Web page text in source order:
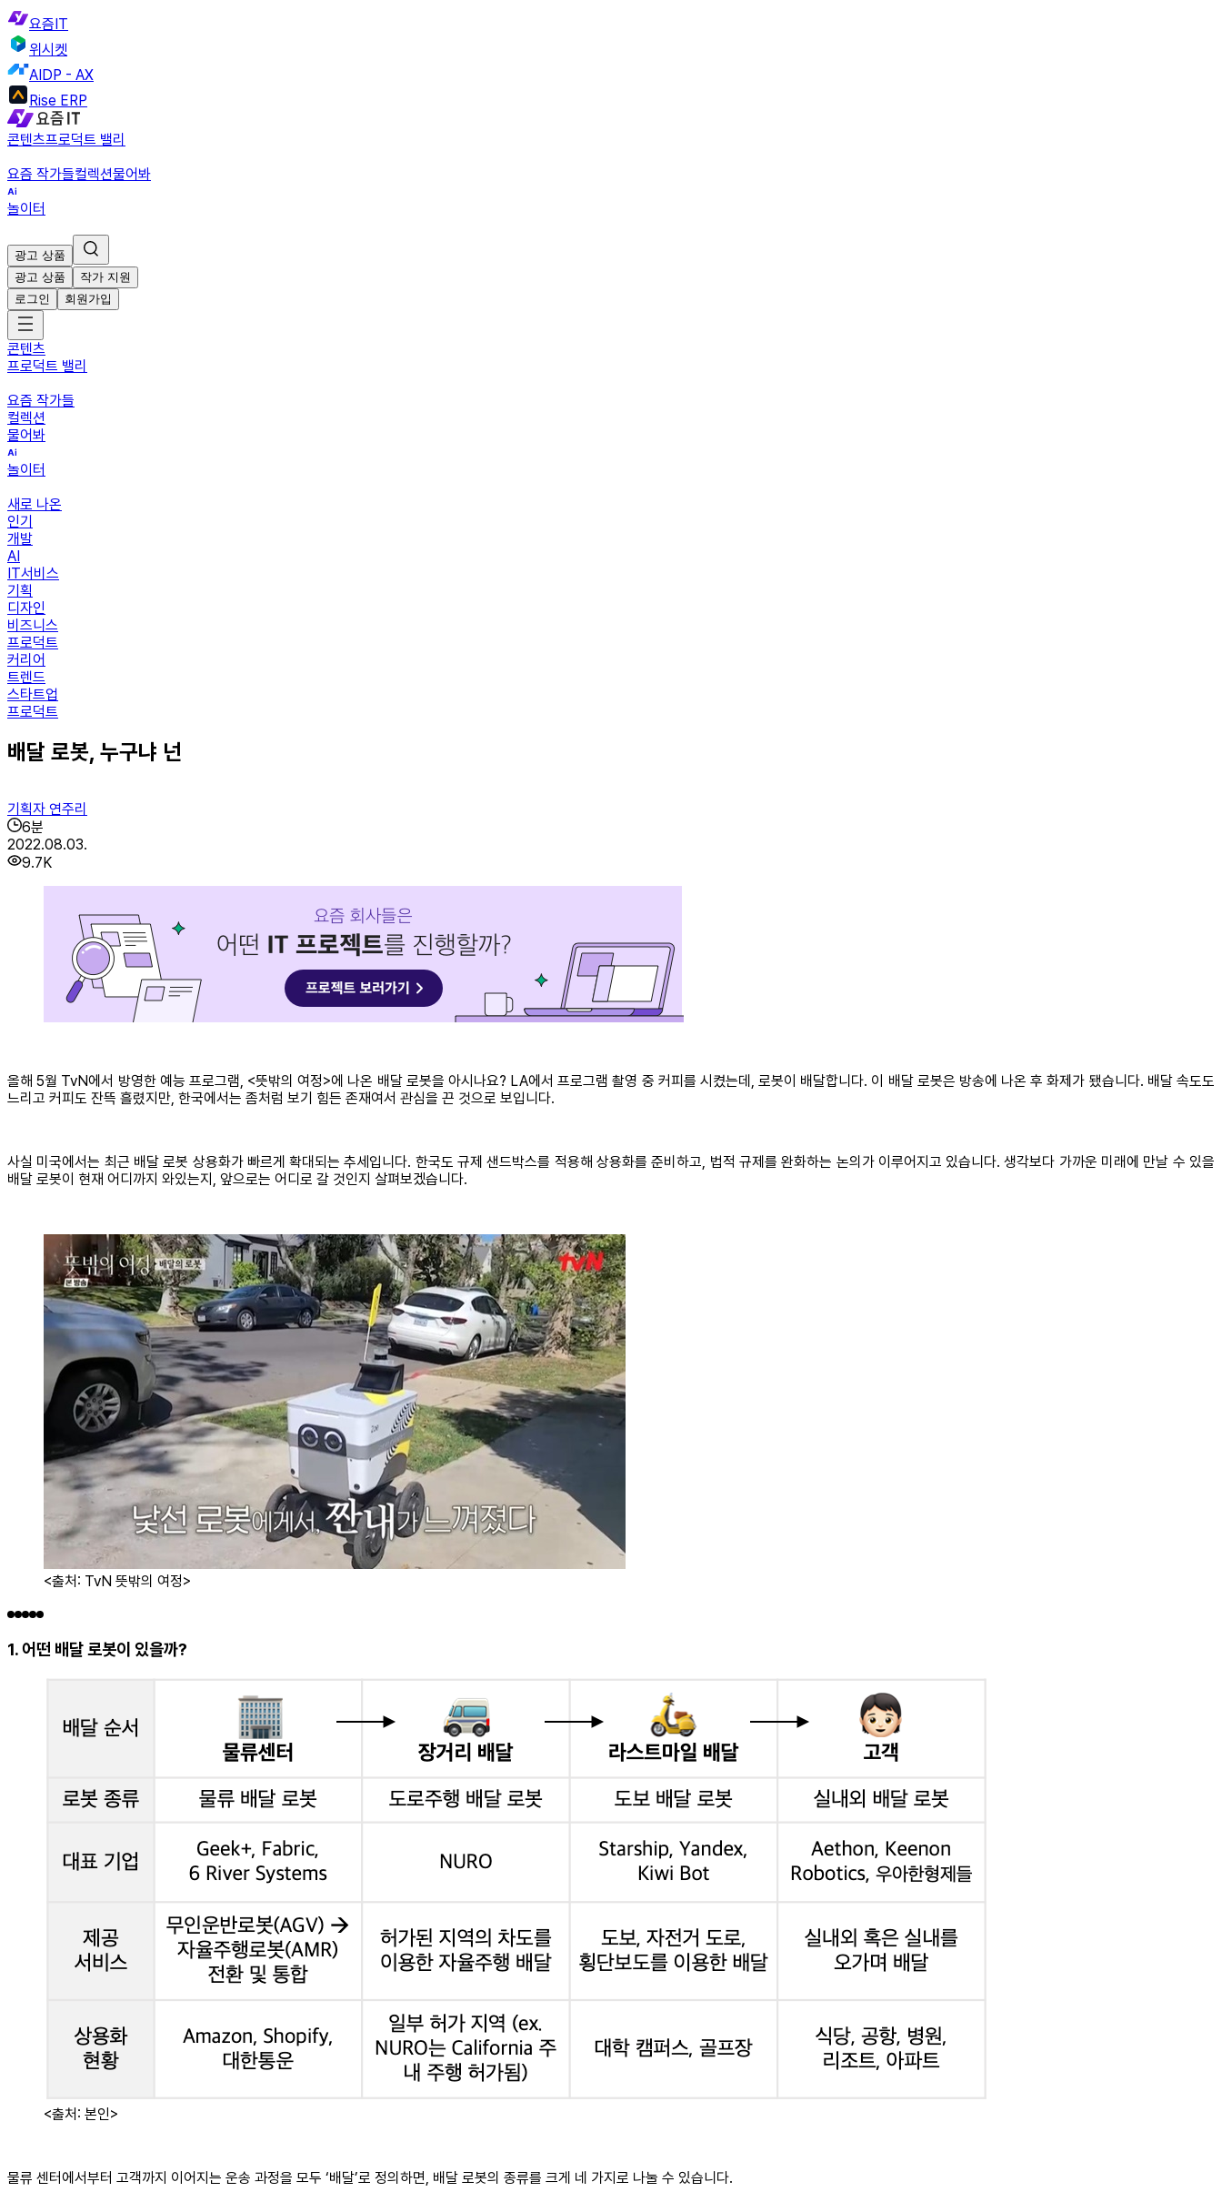
요즘IT
위시켓
AIDP - AX
Rise ERP
콘텐츠프로덕트 밸리
요즘 작가들컬렉션물어봐
놀이터
광고 상품
광고 상품
작가 지원
로그인
회원가입
콘텐츠
프로덕트 밸리
요즘 작가들
컬렉션
물어봐
놀이터
새로 나온
인기
개발
AI
IT서비스
기획
디자인
비즈니스
프로덕트
커리어
트렌드
스타트업
프로덕트
배달 로봇, 누구냐 넌
기획자 연주리
6분
2022.08.03.
9.7K
올해 5월 TvN에서 방영한 예능 프로그램, <뜻밖의 여정>에 나온 배달 로봇을 아시나요? LA에서 프로그램 촬영 중 커피를 시켰는데, 로봇이 배달합니다. 이 배달 로봇은 방송에 나온 후 화제가 됐습니다. 배달 속도도
느리고 커피도 잔뜩 흘렸지만, 한국에서는 좀처럼 보기 힘든 존재여서 관심을 끈 것으로 보입니다.
사실 미국에서는 최근 배달 로봇 상용화가 빠르게 확대되는 추세입니다. 한국도 규제 샌드박스를 적용해 상용화를 준비하고, 법적 규제를 완화하는 논의가 이루어지고 있습니다. 생각보다 가까운 미래에 만날 수 있을
배달 로봇이 현재 어디까지 와있는지, 앞으로는 어디로 갈 것인지 살펴보겠습니다.
<출처: TvN 뜻밖의 여정>
1. 어떤 배달 로봇이 있을까?
<출처: 본인>
물류 센터에서부터 고객까지 이어지는 운송 과정을 모두 ‘배달’로 정의하면, 배달 로봇의 종류를 크게 네 가지로 나눌 수 있습니다.